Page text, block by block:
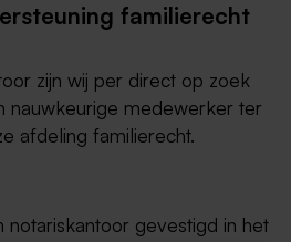
familierecht
zijn wij per direct op zoek
nauwkeurige medewerker ter
afdeling familierecht.
notariskantoor gevestigd in het